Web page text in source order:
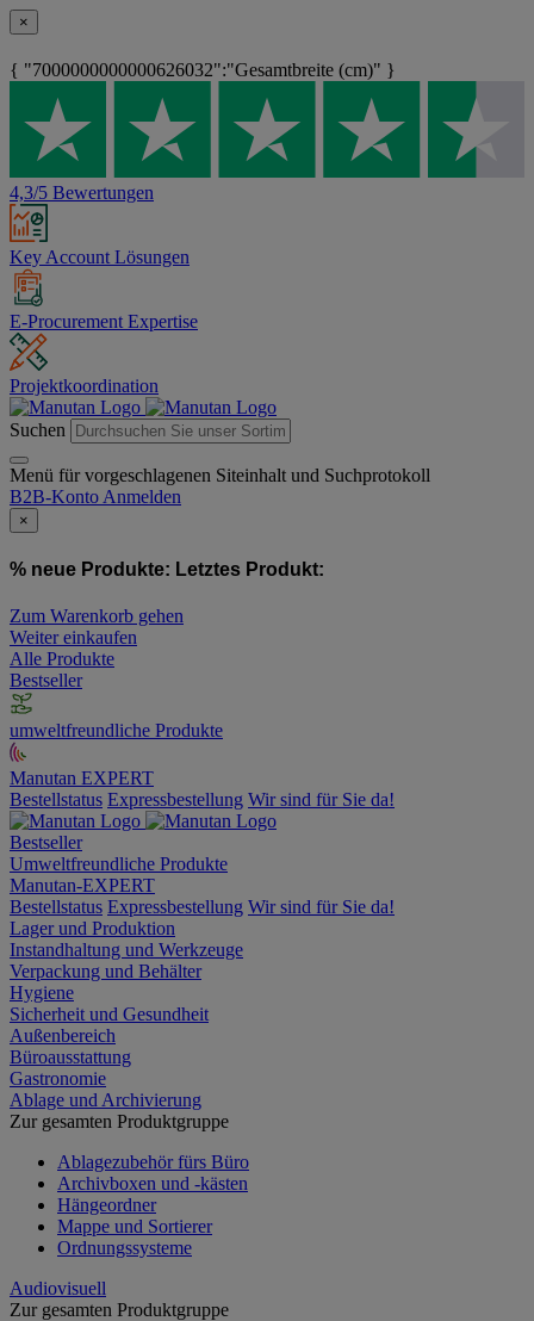
×
{ "7000000000000626032":"Gesamtbreite (cm)" }
4,3/5 Bewertungen
Key Account Lösungen
E-Procurement Expertise
Projektkoordination
Suchen
Menü für vorgeschlagenen Siteinhalt und Suchprotokoll
B2B-Konto Anmelden
×
% neue Produkte: Letztes Produkt:
Zum Warenkorb gehen
Weiter einkaufen
Alle Produkte
Bestseller
umweltfreundliche Produkte
Manutan EXPERT
Bestellstatus Expressbestellung Wir sind für Sie da!
Bestseller
Umweltfreundliche Produkte
Manutan-EXPERT
Bestellstatus Expressbestellung Wir sind für Sie da!
Lager und Produktion
Instandhaltung und Werkzeuge
Verpackung und Behälter
Hygiene
Sicherheit und Gesundheit
Außenbereich
Büroausstattung
Gastronomie
Ablage und Archivierung
Zur gesamten Produktgruppe
Ablagezubehör fürs Büro
Archivboxen und -kästen
Hängeordner
Mappe und Sortierer
Ordnungssysteme
Audiovisuell
Zur gesamten Produktgruppe